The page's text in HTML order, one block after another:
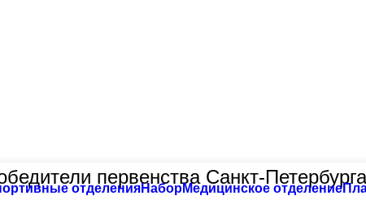
отделенияНаборМедицинское отделение
первенства Санкт-